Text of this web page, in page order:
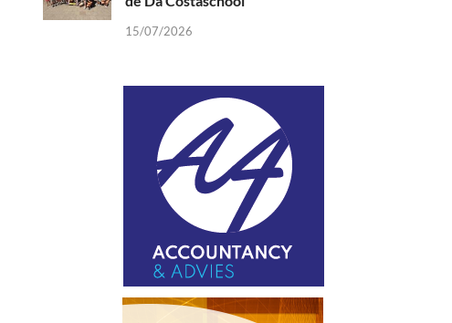
15/07/2026